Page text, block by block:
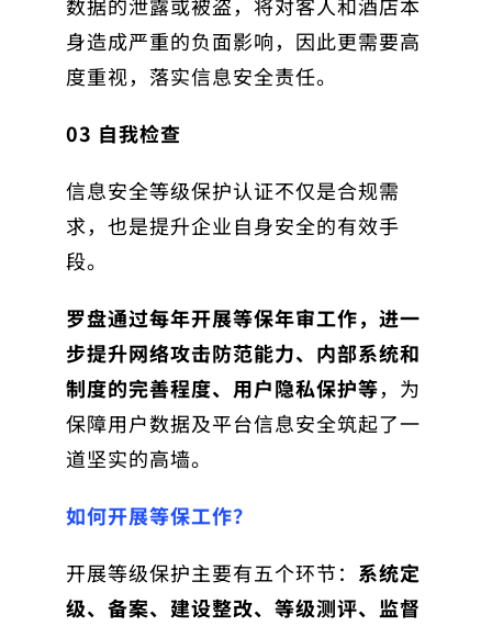
身造成严重的负面影响，因此更需要高
度重视，落实信息安全责任。
03 自我检查
信息安全等级保护认证不仅是合规需
求，也是提升企业自身安全的有效手
段。
罗盘通过每年开展等保年审工作，进一
步提升网络攻击防范能力、内部系统和
制度的完善程度、用户隐私保护等，为
保障用户数据及平台信息安全筑起了一
道坚实的高墙。
如何开展等保工作？
开展等级保护主要有五个环节： 系统定
级、备案、建设整改、等级测评、监督